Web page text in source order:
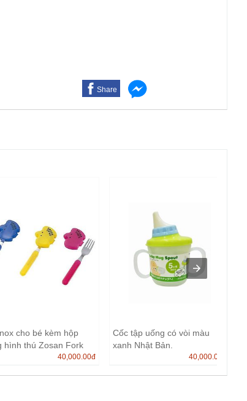
Share
cho bé kèm hộp
hình thú Zosan Fork
40,000.00đ
Cốc tập uống có vòi màu
xanh Nhật Bản.
40,000.00